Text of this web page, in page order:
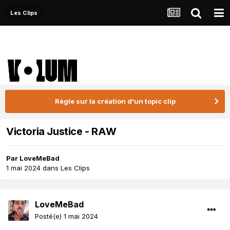
Les Clips
Règle sur la création d'un topic clip
Victoria Justice - RAW
Par LoveMeBad
1 mai 2024 dans Les Clips
LoveMeBad
Posté(e) 1 mai 2024